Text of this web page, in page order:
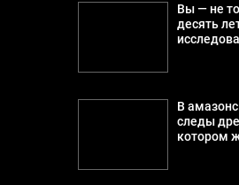
Вы — не
десять
В
следы
котором